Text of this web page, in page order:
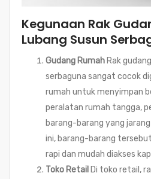
Kegunaan Rak
Lubang Susun
Gudang Rumah Rak
serbaguna sangat cocok
rumah untuk menyimpan
peralatan rumah tangga,
barang-barang yang
ini, barang-barang
rapi dan mudah diakses
Toko Retail Di toko retail,